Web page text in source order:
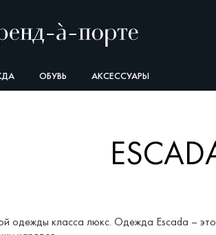
ОБУВЬ АКСЕССУАРЫ
одежды класса люкс. Одежда Escada –